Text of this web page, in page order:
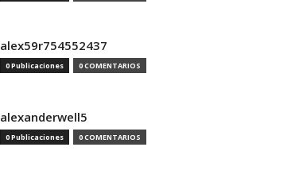
alex59r754552437
0 Publicaciones 0 COMENTARIOS
alexanderwell5
0 Publicaciones 0 COMENTARIOS